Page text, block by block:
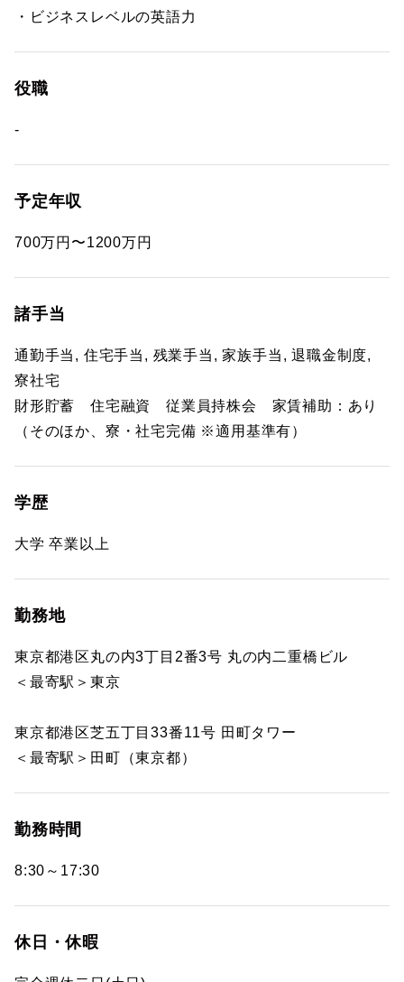
・ビジネスレベルの英語力
役職
-
予定年収
700万円〜1200万円
諸手当
通勤手当, 住宅手当, 残業手当, 家族手当, 退職金制度,
寮社宅
財形貯蓄 住宅融資 従業員持株会 家賃補助：あり
（そのほか、寮・社宅完備 ※適用基準有）
学歴
大学 卒業以上
勤務地
東京都港区丸の内3丁目2番3号 丸の内二重橋ビル
＜最寄駅＞東京
東京都港区芝五丁目33番11号 田町タワー
＜最寄駅＞田町（東京都）
勤務時間
8:30～17:30
休日・休暇